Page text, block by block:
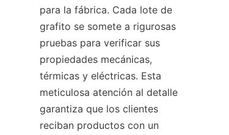
para la fábrica. Cada lote de
grafito se somete a rigurosas
pruebas para verificar sus
propiedades mecánicas,
térmicas y eléctricas. Esta
meticulosa atención al detalle
garantiza que los clientes
reciban productos con un